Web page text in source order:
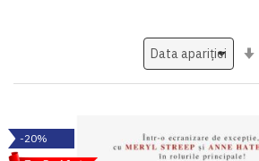
-20%